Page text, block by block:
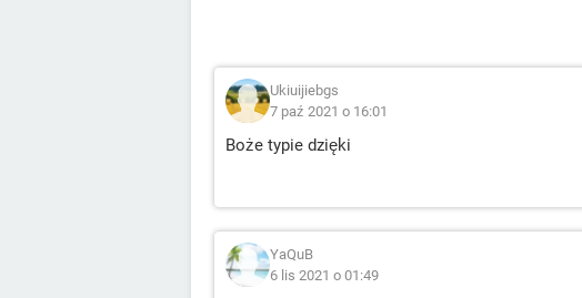
Ukiuijiebgs
7 paź 2021 o 16:01
Boże typie dzięki
YaQuB
6 lis 2021 o 01:49